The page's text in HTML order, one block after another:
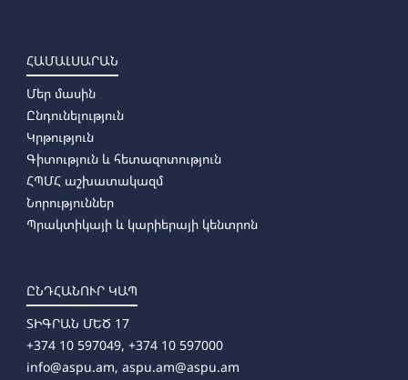
ՀԱՄԱԼՍԱՐԱՆ
Մեր մասին
Ընդունելություն
Կրթություն
Գիտություն և հետազոտություն
ՀՊՄՀ աշխատակազմ
Նորություններ
Պրակտիկայի և կարիերայի կենտրոն
ԸՆԴՀԱՆՈՒՐ ԿԱՊ
ՏԻԳՐԱՆ ՄԵԾ 17
+374 10 597049, +374 10 597000
info@aspu.am, aspu.am@aspu.am